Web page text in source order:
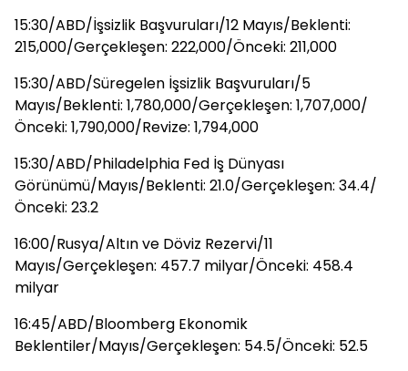
15:30/ABD/İşsizlik Başvuruları/12 Mayıs/Beklenti:
215,000/Gerçekleşen: 222,000/Önceki: 211,000
15:30/ABD/Süregelen İşsizlik Başvuruları/5
Mayıs/Beklenti: 1,780,000/Gerçekleşen: 1,707,000/
Önceki: 1,790,000/Revize: 1,794,000
15:30/ABD/Philadelphia Fed İş Dünyası
Görünümü/Mayıs/Beklenti: 21.0/Gerçekleşen: 34.4/
Önceki: 23.2
16:00/Rusya/Altın ve Döviz Rezervi/11
Mayıs/Gerçekleşen: 457.7 milyar/Önceki: 458.4
milyar
16:45/ABD/Bloomberg Ekonomik
Beklentiler/Mayıs/Gerçekleşen: 54.5/Önceki: 52.5